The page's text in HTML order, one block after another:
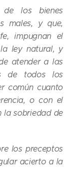
de los bienes
males, y que,
impugnan el
ley natural, y
atender a las
de todos los
común cuanto
o con el
la sobriedad de
los preceptos
acierto a la